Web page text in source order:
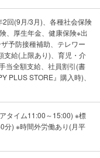
回(9月/3月)、各種社会保険
、厚生年金、健康保険※出
予防接種補助、テレワー
支給(上限あり)、育児・介
当全額支給、社員割引(書
PLUS STORE』購入時)、
タイム11:00～15:00) ※標
分) ※時間外労働あり(月平